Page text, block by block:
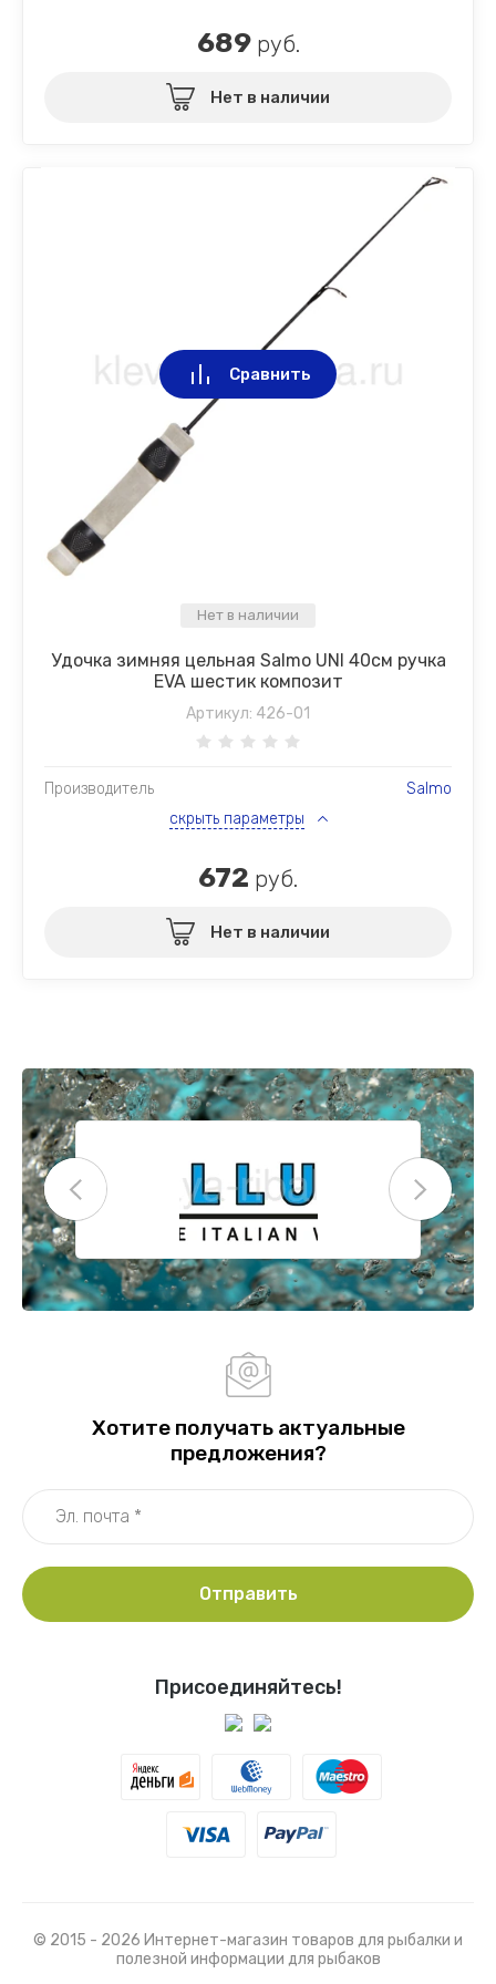
689руб.
Нет в наличии
Нет в наличии
Удочка зимняя цельная Salmo UNI 40см ручка
EVA шестик композит
Артикул: 426-01
Производитель
Salmo
скрыть параметры
Сравнить
672 руб.
Нет в наличии
Присоединяйтесь!
Хотите получать актуальные
предложения?
Отправить
© 2015 - 2026 Интернет-магазин товаров для рыбалки и
полезной информации для рыбаков